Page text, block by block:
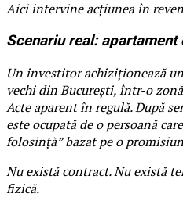
Aici intervine acțiunea în
Scenariu real:
Un investitor achiziționează
vechi din București, într-o
Acte aparent în regulă. După
este ocupată de o persoană
folosință” bazat pe o
Nu există contract. Nu există
fizică.